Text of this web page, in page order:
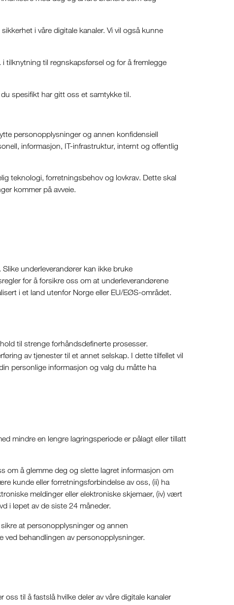
i våre digitale kanaler. Vi vil også kunne
tilknytning til regnskapsførsel og for å fremlegge
spesifikt har gitt oss et samtykke til.
personopplysninger og annen konfidensiell
informasjon, IT-infrastruktur, internt og offentlig
teknologi, forretningsbehov og lovkrav. Dette skal
kommer på avveie.
underleverandører kan ikke bruke
for å forsikre oss om at underleverandørene
i et land utenfor Norge eller EU/EØS-området.
til strenge forhåndsdefinerte prosesser.
av tjenester til et annet selskap. I dette tilfellet vil
personlige informasjon og valg du måtte ha
mindre en lengre lagringsperiode er pålagt eller tillatt
om å glemme deg og slette lagret informasjon om
kunde eller forretningsforbindelse av oss, (ii) ha
meldinger eller elektroniske skjemaer, (iv) vært
i løpet av de siste 24 måneder.
at personopplysninger og annen
behandlingen av personopplysninger.
til å fastslå hvilke deler av våre digitale kanaler